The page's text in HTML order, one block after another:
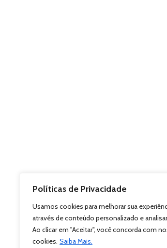
Políticas de Privacidade
Usamos cookies para melhorar sua
através de conteúdo personalizado e
Ao clicar em "Aceitar", você concorda com
cookies. Saiba Mais.